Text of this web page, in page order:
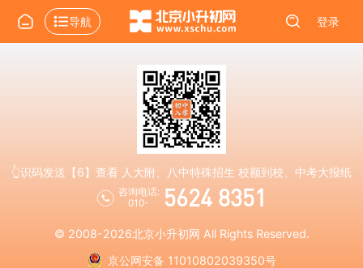
导航 登录
👆识码发送【6】查看 人大附、八中特殊招生 校额到校、中考大报纸
咨询电话:
010-
5624 8351
© 2008-2026北京小升初网 All Rights Reserved.
京公网安备 11010802039350号